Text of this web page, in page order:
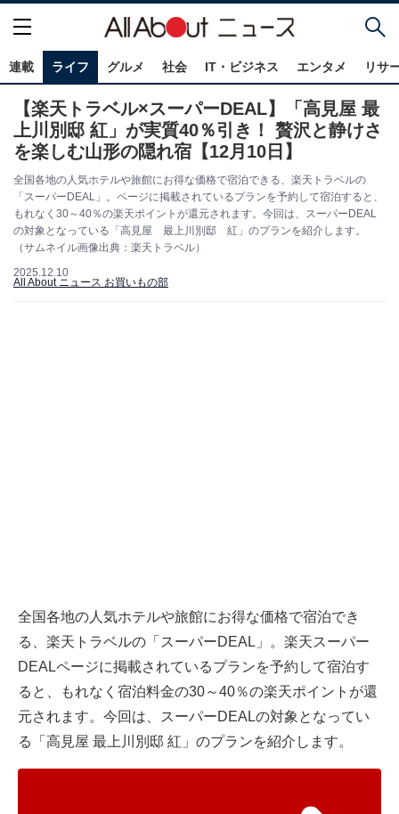
連載 ライフ グルメ 社会 IT・ビジネス エンタメ リサ
【楽天トラベル×スーパーDEAL】「高見屋 最
上川別邸 紅」が実質40％引き！ 贅沢と静けさ
を楽しむ山形の隠れ宿【12月10日】
全国各地の人気ホテルや旅館にお得な価格で宿泊できる、楽天トラベルの
「スーパーDEAL」。ページに掲載されているプランを予約して宿泊すると、
もれなく30～40％の楽天ポイントが還元されます。今回は、スーパーDEAL
の対象となっている「高見屋 最上川別邸 紅」のプランを紹介します。
（サムネイル画像出典：楽天トラベル）
2025.12.10
All About ニュース お買いもの部
全国各地の人気ホテルや旅館にお得な価格で宿泊でき
る、楽天トラベルの「スーパーDEAL」。楽天スーパー
DEALページに掲載されているプランを予約して宿泊す
ると、もれなく宿泊料金の30～40％の楽天ポイントが還
元されます。今回は、スーパーDEALの対象となってい
る「高見屋 最上川別邸 紅」のプランを紹介します。